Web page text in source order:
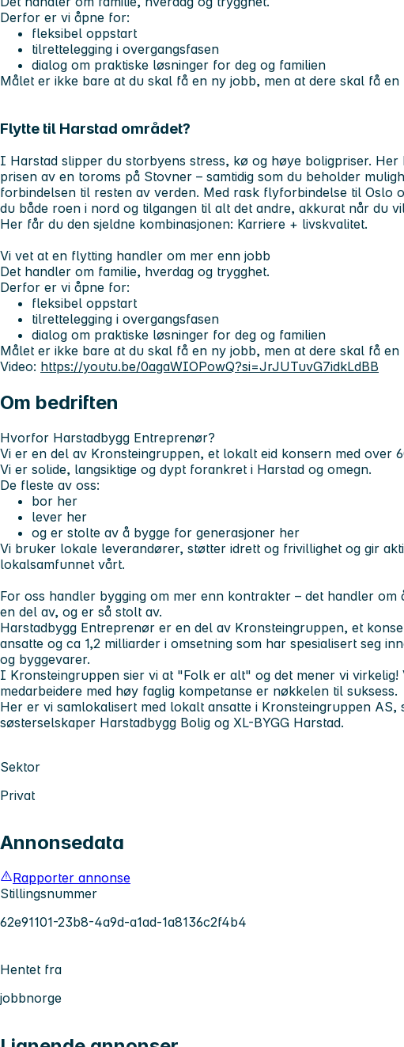
Derfor er vi åpne for:
fleksibel oppstart
tilrettelegging i overgangsfasen
dialog om praktiske løsninger for deg og familien
Målet er ikke bare at du skal få en ny jobb, men at dere skal få en
Flytte til Harstad området?
I Harstad slipper du storbyens stress, kø og høye boligpriser. Her
prisen av en toroms på Stovner – samtidig som du beholder
forbindelsen til resten av verden. Med rask flyforbindelse til Oslo
du både roen i nord og tilgangen til alt det andre, akkurat når du
Her får du den sjeldne kombinasjonen: Karriere + livskvalitet.
Vi vet at en flytting handler om mer enn jobb
Det handler om familie, hverdag og trygghet.
Derfor er vi åpne for:
fleksibel oppstart
tilrettelegging i overgangsfasen
dialog om praktiske løsninger for deg og familien
Målet er ikke bare at du skal få en ny jobb, men at dere skal få en
Video: https://youtu.be/0agaWIOPowQ?si=JrJUTuvG7idkLdBB
Om bedriften
Hvorfor Harstadbygg Entreprenør?
Vi er en del av Kronsteingruppen, et lokalt eid konsern med over
Vi er solide, langsiktige og dypt forankret i Harstad og omegn.
De fleste av oss:
bor her
lever her
og er stolte av å bygge for generasjoner her
Vi bruker lokale leverandører, støtter idrett og frivillighet og gir
lokalsamfunnet vårt.
For oss handler bygging om mer enn kontrakter – det handler om
en del av, og er så stolt av.
Harstadbygg Entreprenør er en del av Kronsteingruppen, et
ansatte og ca 1,2 milliarder i omsetning som har spesialisert seg
og byggevarer.
I Kronsteingruppen sier vi at "Folk er alt" og det mener vi virkelig!
medarbeidere med høy faglig kompetanse er nøkkelen til suksess.
Her er vi samlokalisert med lokalt ansatte i Kronsteingruppen AS,
søsterselskaper Harstadbygg Bolig og XL-BYGG Harstad.
Sektor
Privat
Annonsedata
Rapporter annonse
Stillingsnummer
62e91101-23b8-4a9d-a1ad-1a8136c2f4b4
Hentet fra
jobbnorge